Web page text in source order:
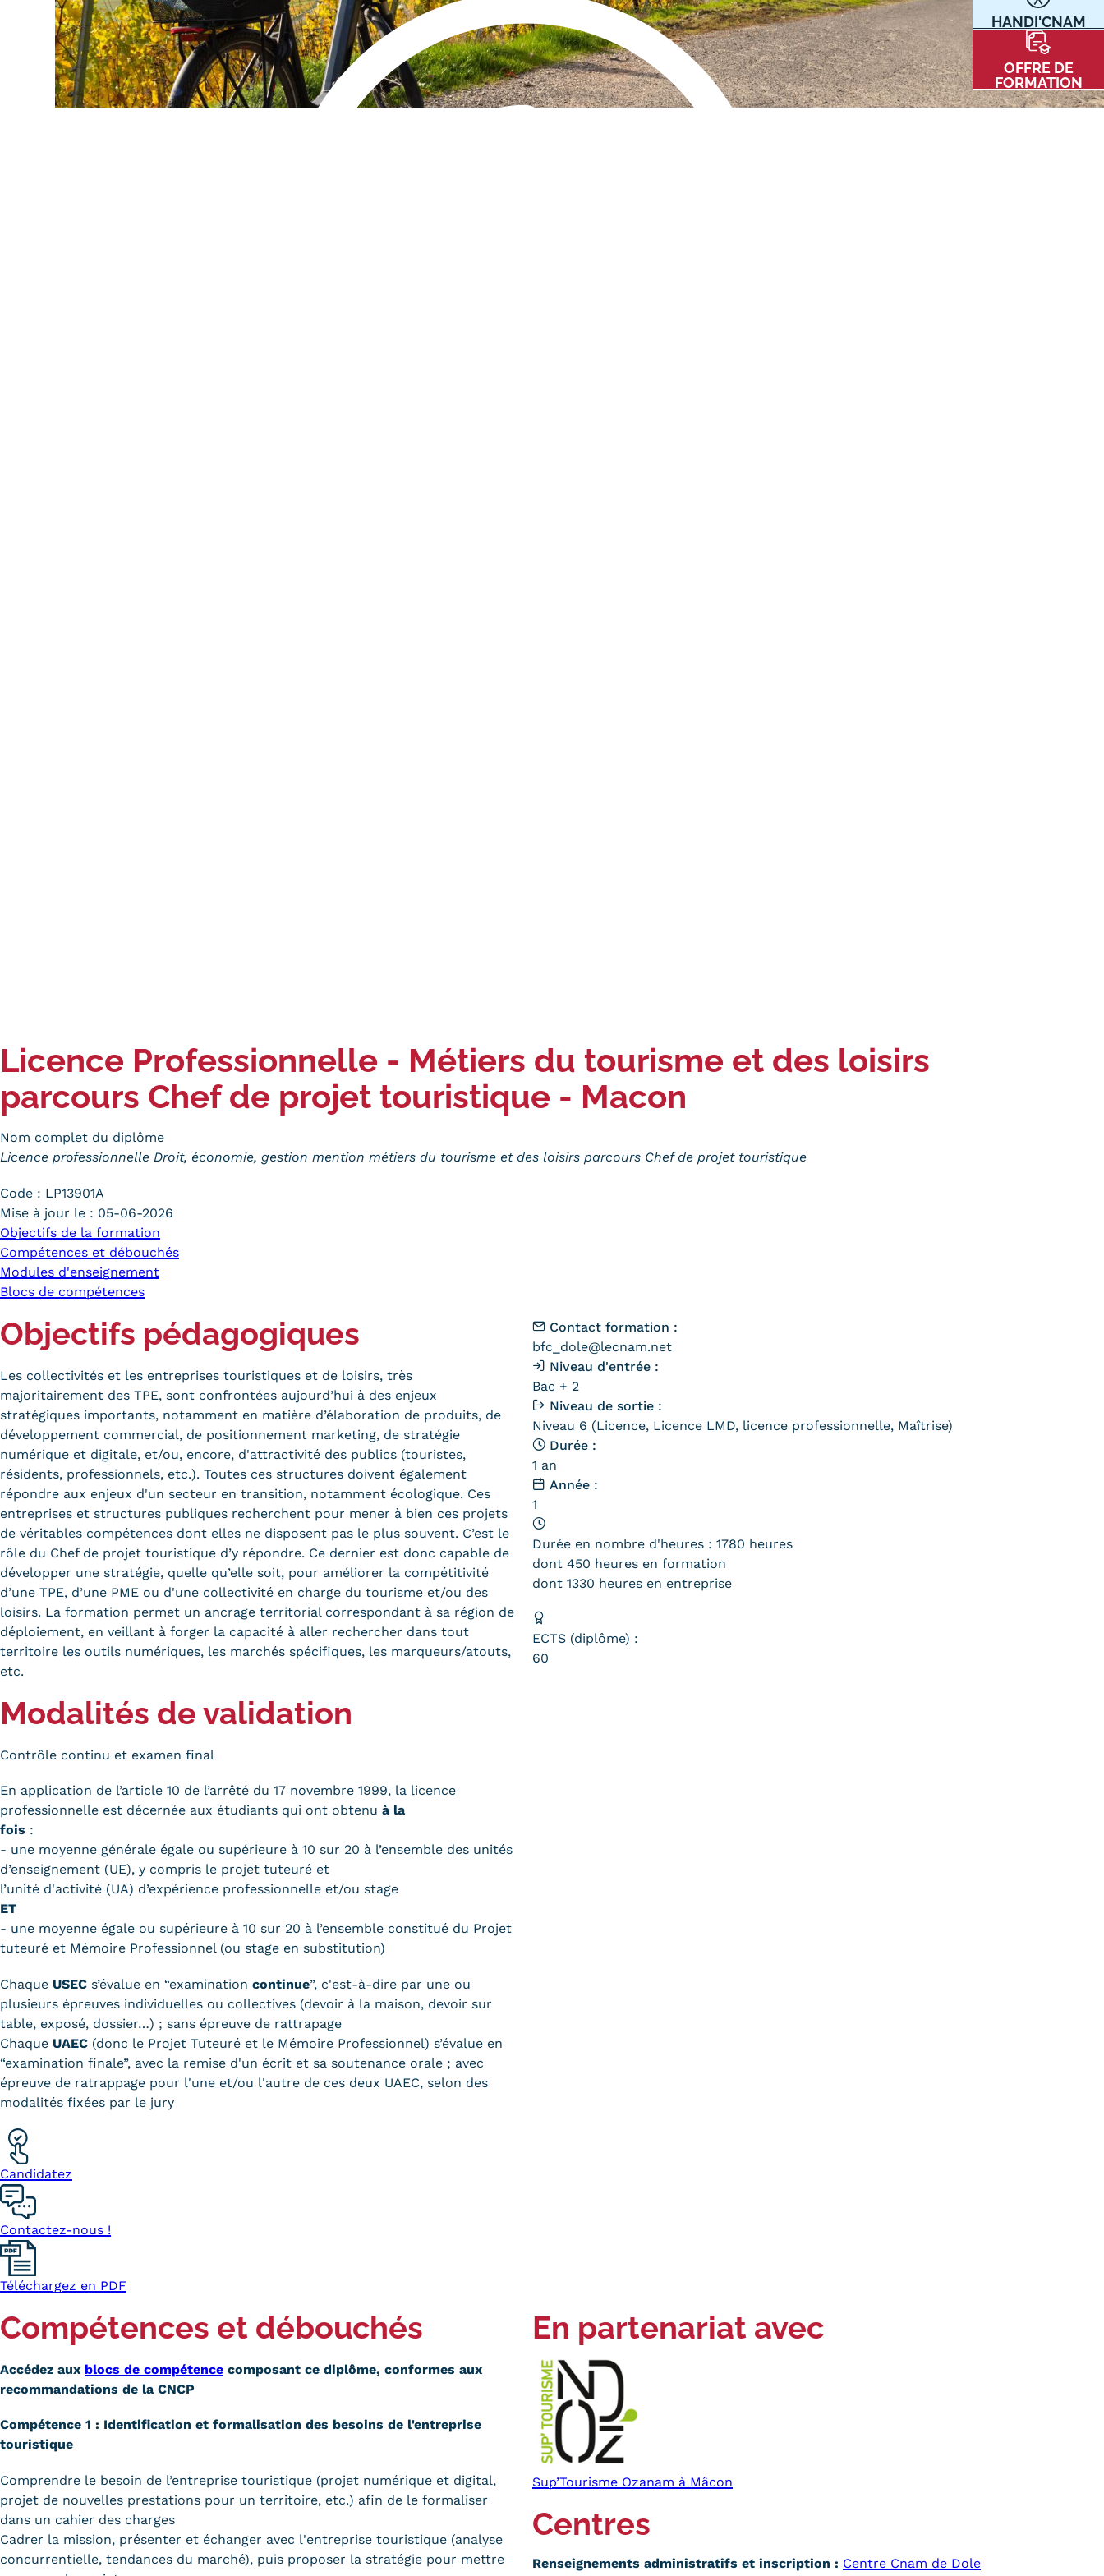
HANDI'CNAM
OFFRE DE
FORMATION
Quoi de neuf au Cnam BFC?
Actualités
Agenda
Revue de presse
Alternance
Enseignement à distance
Validation des Acquis de
l'Expérience (VAE)
Validation des études
Qualiopi
Le Cnam ICSV
Mobilité internationale et
Erasmus
Règlement intérieur
Communication
Kits communications Cnam
Prospect
Fiche contact salons, forums,
Licence Professionnelle - Métiers du tourisme et des loisirs
parcours Chef de projet touristique - Macon
Nom complet du diplôme
Licence professionnelle Droit, économie, gestion mention métiers du tourisme et des loisirs parcours Chef de projet touristique
Code : LP13901A
Mise à jour le : 05-06-2026
Objectifs de la formation
Compétences et débouchés
Modules d'enseignement
Blocs de compétences
Objectifs pédagogiques
Les collectivités et les entreprises touristiques et de loisirs, très
majoritairement des TPE, sont confrontées aujourd’hui à des enjeux
stratégiques importants, notamment en matière d’élaboration de produits, de
développement commercial, de positionnement marketing, de stratégie
numérique et digitale, et/ou, encore, d'attractivité des publics (touristes,
résidents, professionnels, etc.). Toutes ces structures doivent également
répondre aux enjeux d'un secteur en transition, notamment écologique. Ces
entreprises et structures publiques recherchent pour mener à bien ces projets
de véritables compétences dont elles ne disposent pas le plus souvent. C’est le
rôle du Chef de projet touristique d’y répondre. Ce dernier est donc capable de
développer une stratégie, quelle qu’elle soit, pour améliorer la compétitivité
d’une TPE, d’une PME ou d'une collectivité en charge du tourisme et/ou des
loisirs. La formation permet un ancrage territorial correspondant à sa région de
déploiement, en veillant à forger la capacité à aller rechercher dans tout
territoire les outils numériques, les marchés spécifiques, les marqueurs/atouts,
etc.
Modalités de validation
Contrôle continu et examen final
En application de l’article 10 de l’arrêté du 17 novembre 1999, la licence
professionnelle est décernée aux étudiants qui ont obtenu à la
fois :
- une moyenne générale égale ou supérieure à 10 sur 20 à l’ensemble des unités
d’enseignement (UE), y compris le projet tuteuré et
l’unité d'activité (UA) d’expérience professionnelle et/ou stage
ET
- une moyenne égale ou supérieure à 10 sur 20 à l’ensemble constitué du Projet
tuteuré et Mémoire Professionnel (ou stage en substitution)
Chaque USEC s’évalue en “examination continue”, c'est-à-dire par une ou
plusieurs épreuves individuelles ou collectives (devoir à la maison, devoir sur
table, exposé, dossier…) ; sans épreuve de rattrapage
Chaque UAEC (donc le Projet Tuteuré et le Mémoire Professionnel) s’évalue en
“examination finale”, avec la remise d'un écrit et sa soutenance orale ; avec
épreuve de ratrappage pour l'une et/ou l'autre de ces deux UAEC, selon des
modalités fixées par le jury
Contact formation :
bfc_dole@lecnam.net
Niveau d'entrée :
Bac + 2
Niveau de sortie :
Niveau 6 (Licence, Licence LMD, licence professionnelle, Maîtrise)
Durée :
1 an
Année :
1
Durée en nombre d'heures : 1780 heures
dont 450 heures en formation
dont 1330 heures en entreprise
ECTS (diplôme) :
60
Candidatez
Contactez-nous !
Téléchargez en PDF
Compétences et débouchés
Accédez aux blocs de compétence composant ce diplôme, conformes aux
recommandations de la CNCP
Compétence 1 : Identification et formalisation des besoins de l'entreprise
touristique
Comprendre le besoin de l’entreprise touristique (projet numérique et digital,
projet de nouvelles prestations pour un territoire, etc.) afin de le formaliser
dans un cahier des charges
Cadrer la mission, présenter et échanger avec l'entreprise touristique (analyse
concurrentielle, tendances du marché), puis proposer la stratégie pour mettre
En partenariat avec
Sup’Tourisme Ozanam à Mâcon
Centres
Renseignements administratifs et inscription : Centre Cnam de Dole